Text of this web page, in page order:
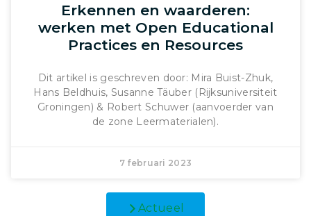
Erkennen en waarderen:
werken met Open Educational
Practices en Resources
Dit artikel is geschreven door: Mira Buist-Zhuk,
Hans Beldhuis, Susanne Täuber (Rijksuniversiteit
Groningen) & Robert Schuwer (aanvoerder van
de zone Leermaterialen).
7 februari 2023
Actueel